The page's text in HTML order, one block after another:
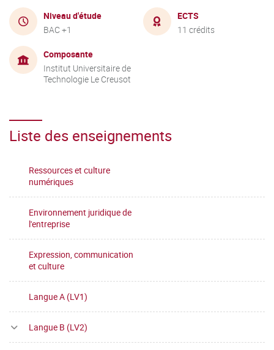
Niveau d'étude
BAC +1
ECTS
11 crédits
Composante
Institut Universitaire de
Technologie Le Creusot
Liste des enseignements
Ressources et culture
numériques
Environnement juridique de
l'entreprise
Expression, communication
et culture
Langue A (LV1)
Langue B (LV2)